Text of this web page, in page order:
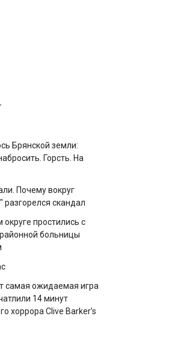
Брянской земли:
Горсть. На
Почему вокруг
скандал
округе простились с
больницы
самая ожидаемая игра
14 минут
хоррора Clive Barker’s